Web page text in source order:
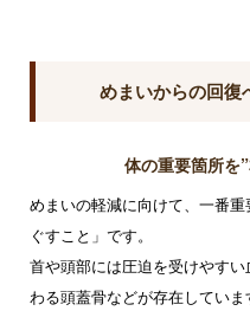
めまいからの回復
体の重要箇所を
めまいの軽減に向けて、一番
ぐすこと」です。
首や頭部には圧迫を受けやす
わる頭蓋骨などが存在していま